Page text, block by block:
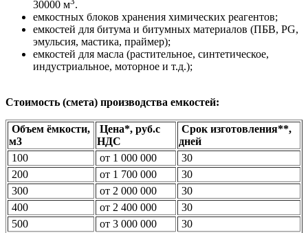
30000 м .
емкостных блоков хранения химических реагентов;
емкостей для битума и битумных материалов (ПБВ, PG,
эмульсия, мастика, праймер);
емкостей для масла (растительное, синтетическое,
индустриальное, моторное и т.д.);
Стоимость (смета) производства емкостей:
Объем ёмкости,
м3
Цена*, руб.с
НДС
Срок изготовления**,
дней
100
от 1 000 000
30
200
от 1 700 000
30
300
от 2 000 000
30
400
от 2 400 000
30
500
от 3 000 000
30